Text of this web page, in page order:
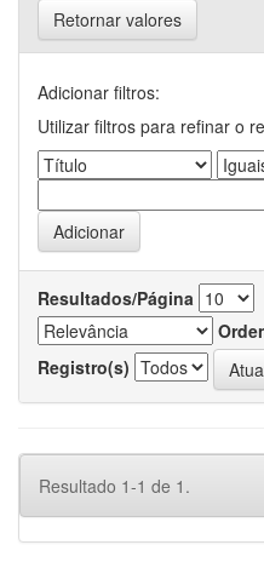
Retornar valores
Adicionar filtros:
Utilizar filtros para refinar o
Resultados/Página
Registro(s)
Resultado 1-1 de 1.